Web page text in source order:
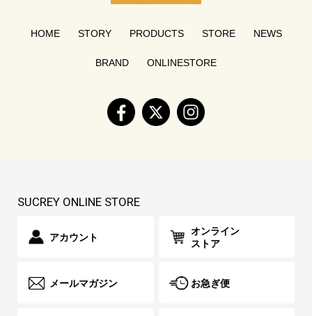
HOME STORY PRODUCTS STORE NEWS
BRAND ONLINESTORE
SUCREY ONLINE STORE
アカウント
オンライン
ストア
メールマガジン お急ぎ便